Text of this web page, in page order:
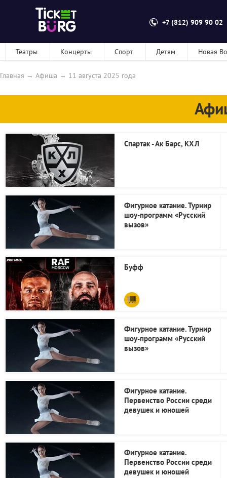
+7 (812) 909 90 02
Театры Концерты Спорт Детям Новая
Главная → Афиша → 11 августа 2025 года
Спартак - Ак Барс, КХЛ
Фигурное катание. Турнир
шоу-программ «Русский
вызов»
Буфф
Фигурное катание. Турнир
шоу-программ «Русский
вызов»
Фигурное катание.
Первенство России среди
девушек и юношей
Фигурное катание.
Первенство России среди
девушек и юношей